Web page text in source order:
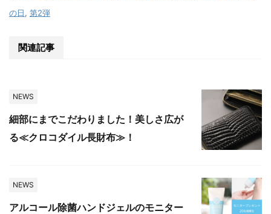
の日, 第2弾
関連記事
NEWS
細部にまでこだわりました！美しさ広が
る≪クロコダイル長財布≫！
NEWS
アルコール除菌ハンドジェルのモニター